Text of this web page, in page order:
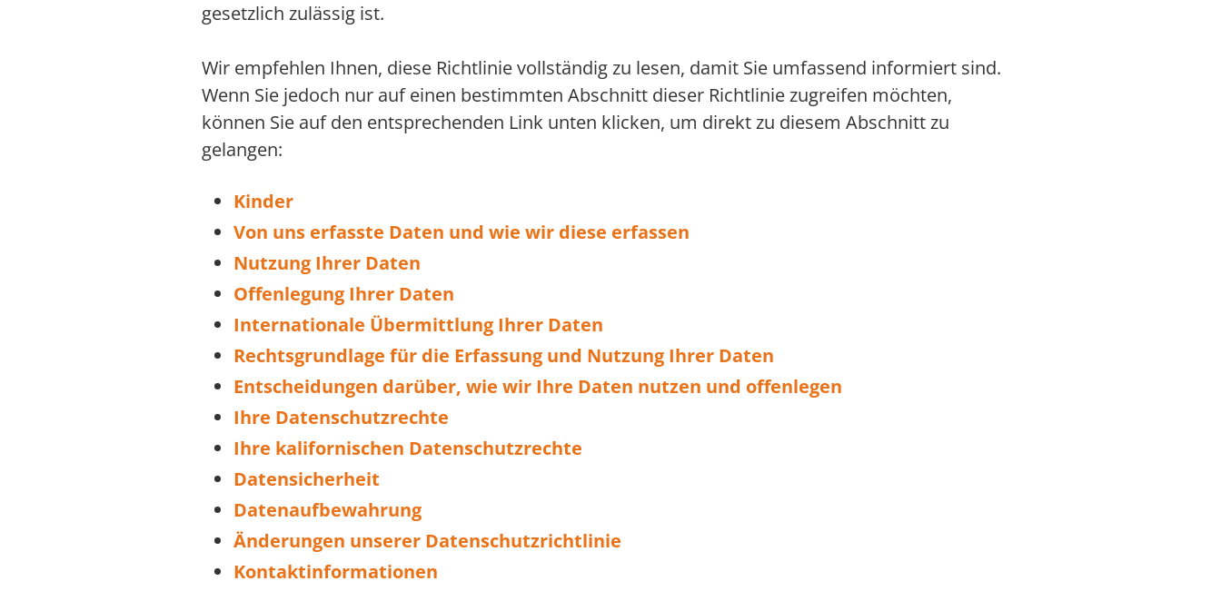
gesetzlich zulässig ist.
Wir empfehlen Ihnen, diese Richtlinie vollständig zu lesen, damit Sie umfassend informiert sind.
Wenn Sie jedoch nur auf einen bestimmten Abschnitt dieser Richtlinie zugreifen möchten,
können Sie auf den entsprechenden Link unten klicken, um direkt zu diesem Abschnitt zu
gelangen:
Kinder
Von uns erfasste Daten und wie wir diese erfassen
Nutzung Ihrer Daten
Offenlegung Ihrer Daten
Internationale Übermittlung Ihrer Daten
Rechtsgrundlage für die Erfassung und Nutzung Ihrer Daten
Entscheidungen darüber, wie wir Ihre Daten nutzen und offenlegen
Ihre Datenschutzrechte
Ihre kalifornischen Datenschutzrechte
Datensicherheit
Datenaufbewahrung
Änderungen unserer Datenschutzrichtlinie
Kontaktinformationen